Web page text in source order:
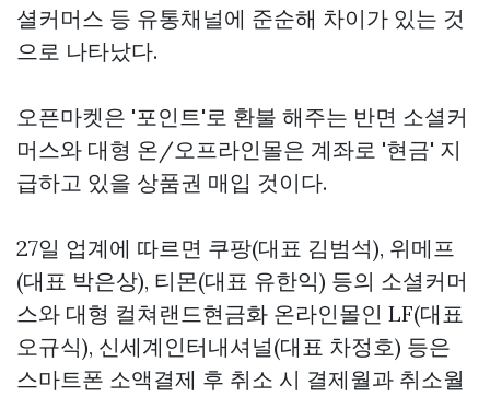
셜커머스 등 유통채널에 준순해 차이가 있는 것
으로 나타났다.
오픈마켓은 '포인트'로 환불 해주는 반면 소셜커
머스와 대형 온/오프라인몰은 계좌로 '현금' 지
급하고 있을 상품권 매입 것이다.
27일 업계에 따르면 쿠팡(대표 김범석), 위메프
(대표 박은상), 티몬(대표 유한익) 등의 소셜커머
스와 대형 컬쳐랜드현금화 온라인몰인 LF(대표
오규식), 신세계인터내셔널(대표 차정호) 등은
스마트폰 소액결제 후 취소 시 결제월과 취소월